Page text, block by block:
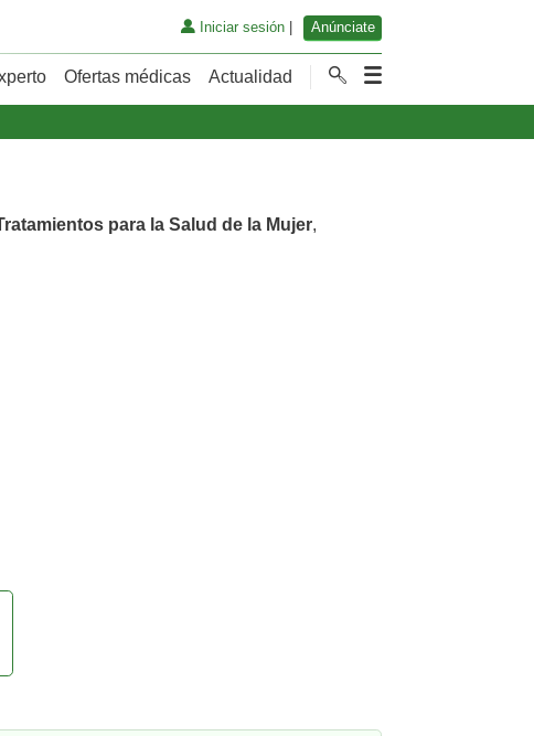
Iniciar sesión| Anúnciate
Ofertas médicas Actualidad
para la Salud de la Mujer,